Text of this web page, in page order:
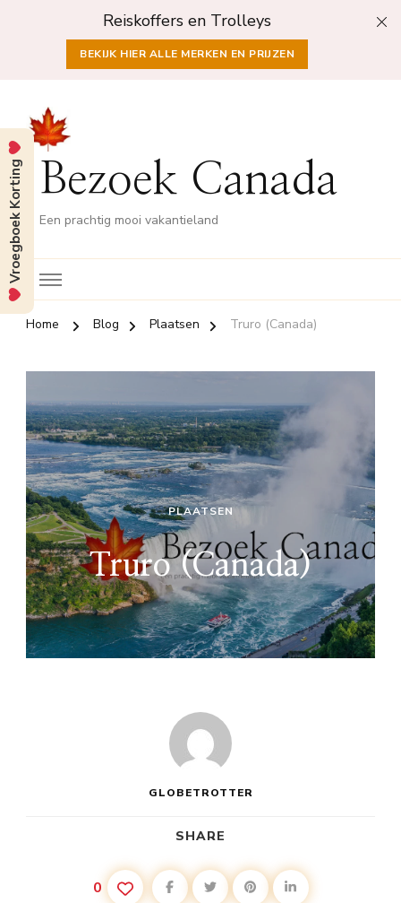
Reiskoffers en Trolleys
BEKIJK HIER ALLE MERKEN EN PRIJZEN
Bezoek Canada
Een prachtig mooi vakantieland
Home Blog Plaatsen Truro (Canada)
PLAATSEN
Truro (Canada)
GLOBETROTTER
SHARE
0
Vroegboek Korting